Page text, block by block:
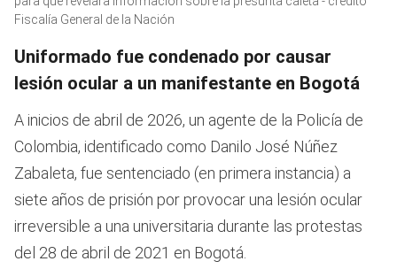
minute,
Fiscalía General de la Nación
Uniformado fue condenado por causar
lesión ocular a un manifestante en Bogotá
A inicios de abril de 2026, un agente de la Policía de
Colombia, identificado como Danilo José Núñez
Zabaleta, fue sentenciado (en primera instancia) a
siete años de prisión por provocar una lesión ocular
irreversible a una universitaria durante las protestas
del 28 de abril de 2021 en Bogotá.